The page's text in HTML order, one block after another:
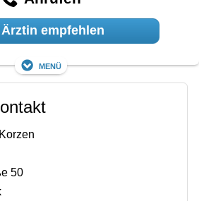
Ärztin empfehlen
Menü
50